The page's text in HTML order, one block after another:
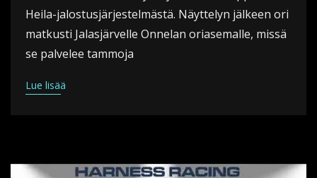
Heila-jalostusjärjestelmästä. Näyttelyn jälkeen ori
matkusti Jalasjärvelle Onnelan oriasemalle, missä
se palvelee tammoja
Lue lisää